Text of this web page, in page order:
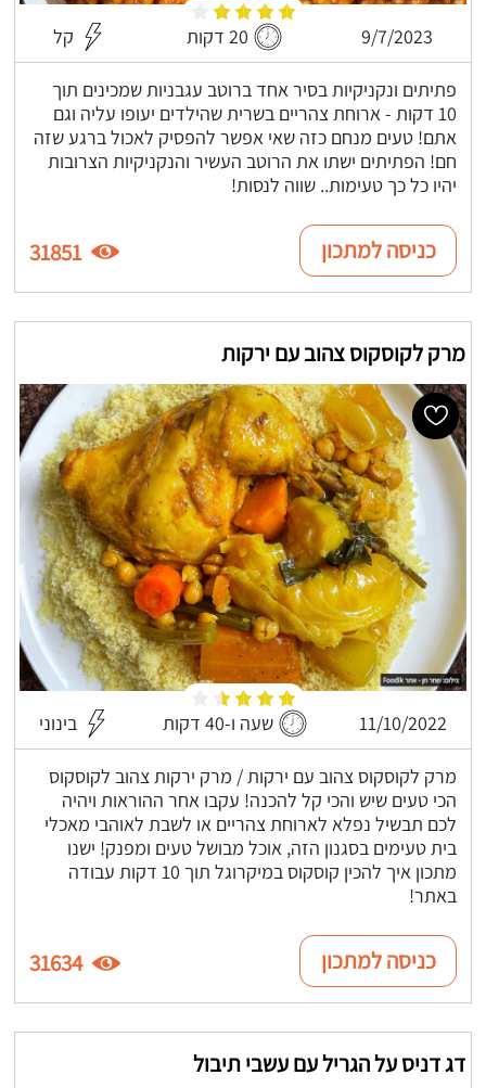
9/7/2023 20 דקות קל
פתיתים ונקניקיות בסיר אחד ברוטב עגבניות שמכינים תוך
10 דקות - ארוחת צהריים בשרית שהילדים יעופו עליה וגם
אתם! טעים מנחם כזה שאי אפשר להפסיק לאכול ברגע שזה
חם! הפתיתים ישתו את הרוטב העשיר והנקניקיות הצרובות
יהיו כל כך טעימות.. שווה לנסות!
כניסה למתכון 31851
מרק לקוסקוס צהוב עם ירקות
11/10/2022 שעה ו-40 דקות בינוני
מרק לקוסקוס צהוב עם ירקות / מרק ירקות צהוב לקוסקוס
הכי טעים שיש והכי קל להכנה! עקבו אחר ההוראות ויהיה
לכם תבשיל נפלא לארוחת צהריים או לשבת לאוהבי מאכלי
בית טעימים בסגנון הזה, אוכל מבושל טעים ומפנק! ישנו
מתכון איך להכין קוסקוס במיקרוגל תוך 10 דקות עבודה
באתר!
כניסה למתכון 31634
דג דניס על הגריל עם עשבי תיבול